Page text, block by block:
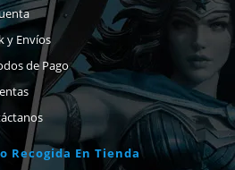
y Envíos
de Pago
Recogida En Tienda